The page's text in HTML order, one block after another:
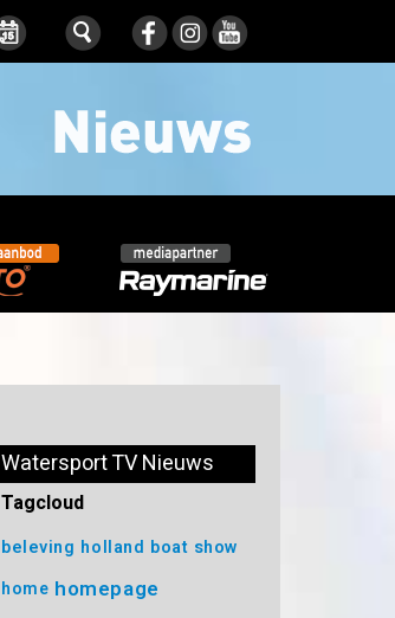
Watersport TV Nieuws
Tagcloud
beleving holland boat show
home homepage